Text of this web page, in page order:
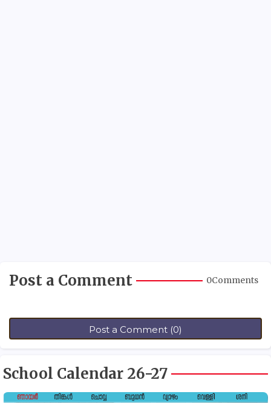
Post a Comment 0Comments
Post a Comment (0)
School Calendar 26-27